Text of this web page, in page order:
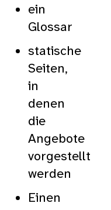
ein
Glossar
statische
Seiten,
in
denen
die
Angebote
vorgestellt
werden
Einen